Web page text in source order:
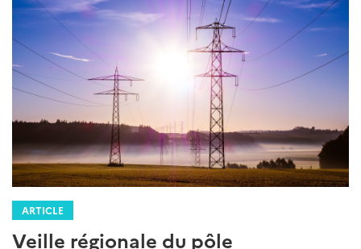
ARTICLE
Veille régionale du pôle